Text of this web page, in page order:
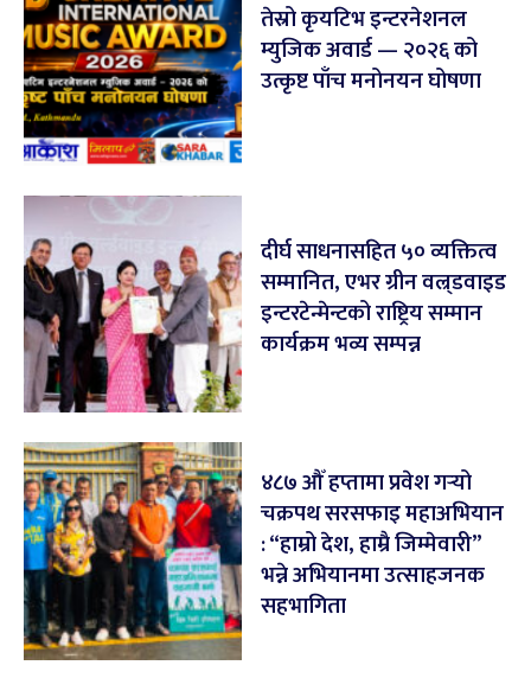
तेस्रो कृयटिभ इन्टरनेशनल
म्युजिक अवार्ड — २०२६ को
उत्कृष्ट पाँच मनोनयन घोषणा
दीर्घ साधनासहित ५० व्यक्तित्व
सम्मानित, एभर ग्रीन वल्र्डवाइड
इन्टरटेन्मेन्टको राष्ट्रिय सम्मान
कार्यक्रम भव्य सम्पन्न
४८७ औँ हप्तामा प्रवेश गर्‍यो
चक्रपथ सरसफाइ महाअभियान
: “हाम्रो देश, हाम्रै जिम्मेवारी”
भन्ने अभियानमा उत्साहजनक
सहभागिता